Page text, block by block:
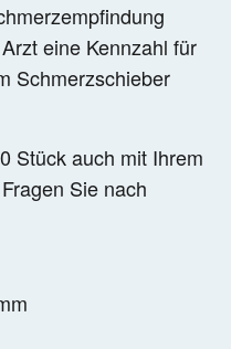
eine Kennzahl für
Schmerzschieber
Stück auch mit Ihrem
Sie nach